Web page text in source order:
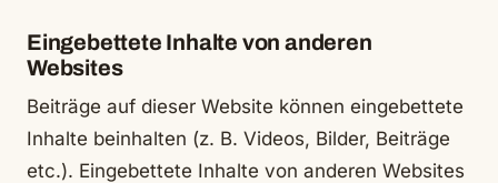
Eingebettete Inhalte von anderen
Websites
Beiträge auf dieser Website können eingebettete
Inhalte beinhalten (z. B. Videos, Bilder, Beiträge
etc.). Eingebettete Inhalte von anderen Websites